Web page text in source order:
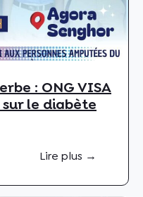
: ONG VISA
le diabète
Lire plus →